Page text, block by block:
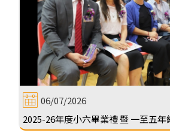
06/07/2026
2025-26年度小六畢業禮 暨 一至五